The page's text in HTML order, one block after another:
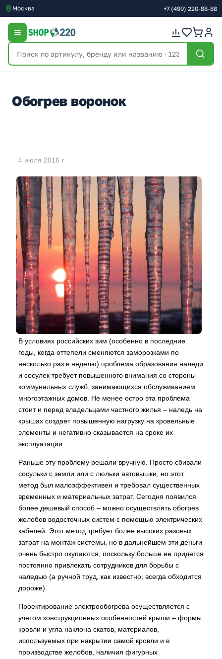
Москва +7 (499) 220-88-88
Обогрев воронок
4 июля 2016 г.
В условиях российских зим (особенно в последние
годы, когда оттепели сменяются заморозками по
несколько раз в неделю) проблема образования наледи
и сосулек требует повышенного внимания со стороны
коммунальных служб, занимающихся обслуживанием
многоэтажных домов. Не менее остро эта проблема
стоит и перед владельцами частного жилья – наледь на
крышах создает повышенную нагрузку на кровельные
элементы и негативно сказывается на сроке их
эксплуатации.
Раньше эту проблему решали вручную. Просто сбивали
сосульки с земли или с люльки автовышки, но этот
метод был малоэффективен и требовал существенных
временных и материальных затрат. Сегодня появился
более дешевый способ – можно осуществлять обогрев
желобов водосточных систем с помощью электрических
кабелей. Этот метод требует более высоких разовых
затрат на монтаж системы, но в дальнейшем эти деньги
очень быстро окупаются, поскольку больше не придется
постоянно привлекать сотрудников для борьбы с
наледью (а ручной труд, как известно, всегда обходится
дороже).
Проектирование электрообогрева осуществляется с
учетом конструкционных особенностей крыши – формы
кровли и угла наклона скатов, материалов,
используемых при накрытии самой кровли и в
производстве желобов, наличия фигурных